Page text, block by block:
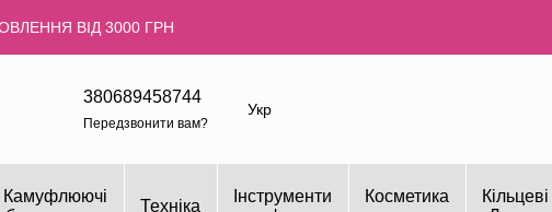
ВІД 3000 ГРН
380689458744
Передзвонити вам?
Укр
Камуфлюючі
Техніка
Інструменти
Косметика
Кільцеві